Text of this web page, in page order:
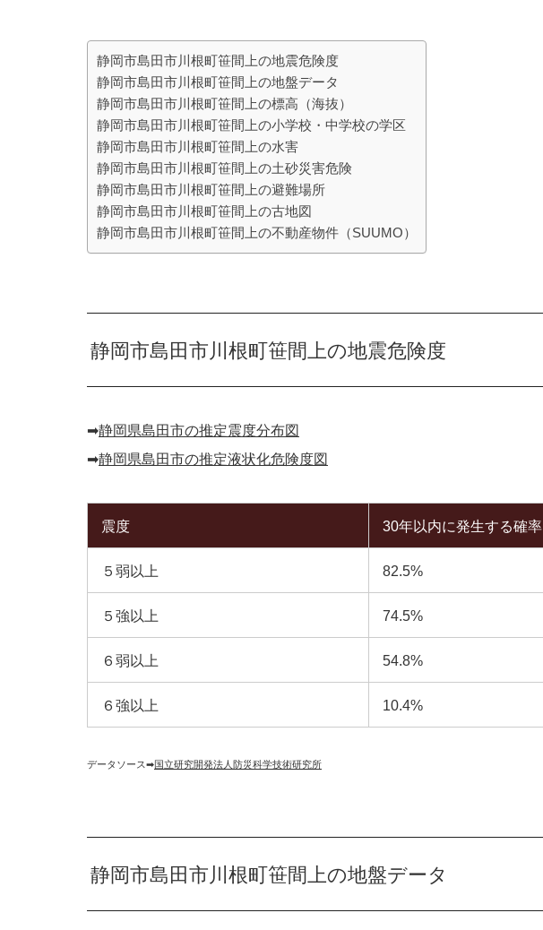
静岡市島田市川根町笹間上の地震危険度
静岡市島田市川根町笹間上の地盤データ
静岡市島田市川根町笹間上の標高（海抜）
静岡市島田市川根町笹間上の小学校・中学校の学区
静岡市島田市川根町笹間上の水害
静岡市島田市川根町笹間上の土砂災害危険
静岡市島田市川根町笹間上の避難場所
静岡市島田市川根町笹間上の古地図
静岡市島田市川根町笹間上の不動産物件（SUUMO）
静岡市島田市川根町笹間上の地震危険度
➡︎静岡県島田市の推定震度分布図
➡︎静岡県島田市の推定液状化危険度図
震度 30年以内に発生する確率
５弱以上 82.5%
５強以上 74.5%
６弱以上 54.8%
６強以上 10.4%
データソース➡︎国立研究開発法人防災科学技術研究所
静岡市島田市川根町笹間上の地盤データ